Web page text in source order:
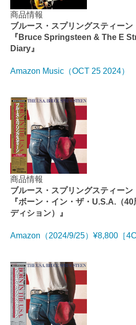
商品情報
ブルース・スプリングスティーン
『Bruce Springsteen & The E
Diary』
Amazon Music（OCT 25 2024）
商品情報
ブルース・スプリングスティーン
『ボーン・イン・ザ・U.S.A.（
ディション）』
Amazon（2024/9/25）¥8,800［